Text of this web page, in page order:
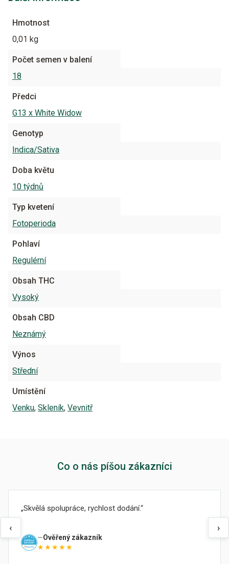
Hmotnost
0,01 kg
Počet semen v balení
18
Předci
G13 x White Widow
Genotyp
Indica/Sativa
Doba květu
10 týdnů
Typ kvetení
Fotoperioda
Pohlaví
Regulérní
Obsah THC
Vysoký
Obsah CBD
Neznámý
Výnos
Střední
Umístění
Venku, Skleník, Vevnitř
Co o nás píšou zákazníci
‹
Skvělá spolupráce, rychlost dodání.
Ověřený zákazník
★★★★★
›